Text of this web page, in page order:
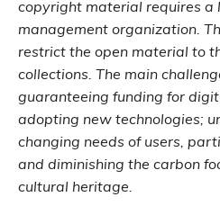
copyright material requires a
management organization.
restrict the open material to
collections. The main
guaranteeing funding for
adopting new technologies;
changing needs of users,
and diminishing the carbon
cultural heritage.